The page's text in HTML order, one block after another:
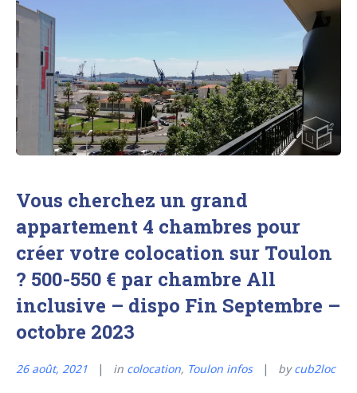
Vous cherchez un grand
appartement 4 chambres pour
créer votre colocation sur Toulon
? 500-550 € par chambre All
inclusive – dispo Fin Septembre –
octobre 2023
26 août, 2021 in colocation, Toulon infos bycub2loc